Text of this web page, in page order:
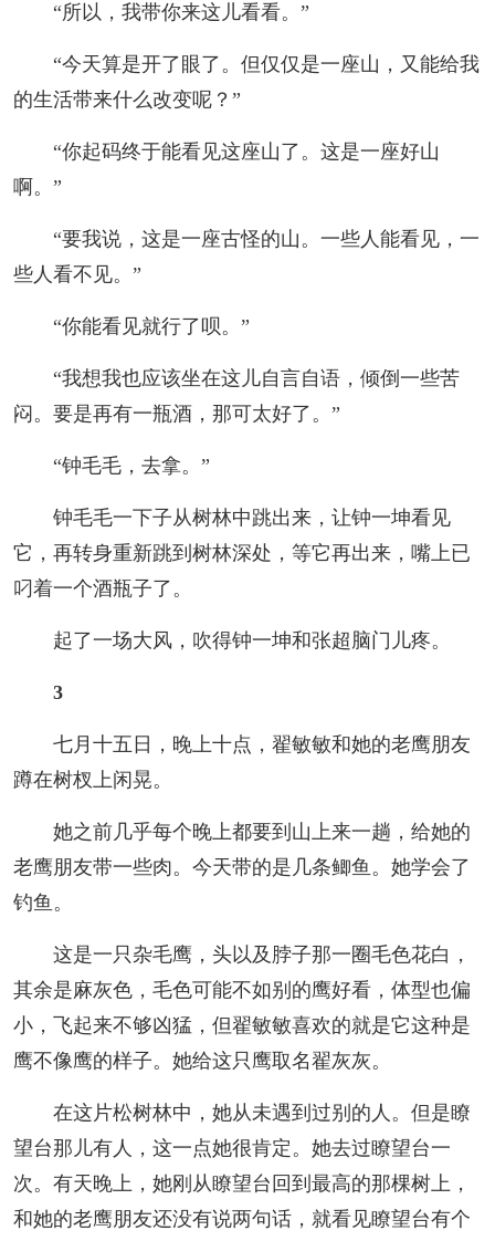
“所以，我带你来这儿看看。”
“今天算是开了眼了。但仅仅是一座山，又能给我
的生活带来什么改变呢？”
“你起码终于能看见这座山了。这是一座好山
啊。”
“要我说，这是一座古怪的山。一些人能看见，一
些人看不见。”
“你能看见就行了呗。”
“我想我也应该坐在这儿自言自语，倾倒一些苦
闷。要是再有一瓶酒，那可太好了。”
“钟毛毛，去拿。”
钟毛毛一下子从树林中跳出来，让钟一坤看见
它，再转身重新跳到树林深处，等它再出来，嘴上已
叼着一个酒瓶子了。
起了一场大风，吹得钟一坤和张超脑门儿疼。
3
七月十五日，晚上十点，翟敏敏和她的老鹰朋友
蹲在树杈上闲晃。
她之前几乎每个晚上都要到山上来一趟，给她的
老鹰朋友带一些肉。今天带的是几条鲫鱼。她学会了
钓鱼。
这是一只杂毛鹰，头以及脖子那一圈毛色花白，
其余是麻灰色，毛色可能不如别的鹰好看，体型也偏
小，飞起来不够凶猛，但翟敏敏喜欢的就是它这种是
鹰不像鹰的样子。她给这只鹰取名翟灰灰。
在这片松树林中，她从未遇到过别的人。但是瞭
望台那儿有人，这一点她很肯定。她去过瞭望台一
次。有天晚上，她刚从瞭望台回到最高的那棵树上，
和她的老鹰朋友还没有说两句话，就看见瞭望台有个